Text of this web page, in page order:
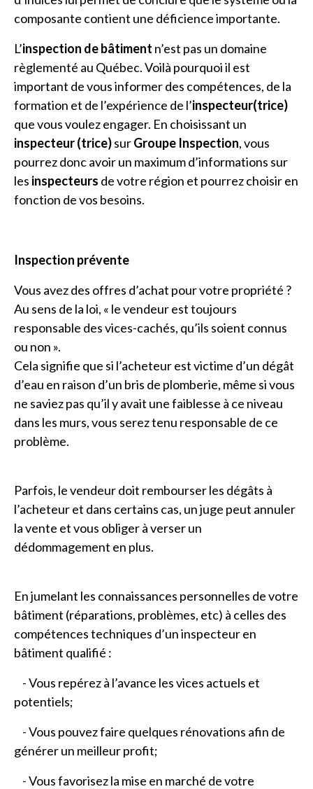
composante contient une déficience importante.
L’inspection de bâtiment n’est pas un domaine
règlementé au Québec. Voilà pourquoi il est
important de vous informer des compétences, de la
formation et de l’expérience de l’inspecteur(trice)
que vous voulez engager. En choisissant un
inspecteur (trice)surGroupe Inspection, vous
pourrez donc avoir un maximum d’informations sur
les inspecteurs de votre région et pourrez choisir en
fonction de vos besoins.
Inspection prévente
Vous avez des offres d’achat pour votre propriété ?
Au sens de la loi, « le vendeur est toujours
responsable des vices-cachés, qu’ils soient connus
ou non ».
Cela signifie que si l’acheteur est victime d’un dégât
d’eau en raison d’un bris de plomberie, même si vous
ne saviez pas qu’il y avait une faiblesse à ce niveau
dans les murs, vous serez tenu responsable de ce
problème.
Parfois, le vendeur doit rembourser les dégâts à
l’acheteur et dans certains cas, un juge peut annuler
la vente et vous obliger à verser un
dédommagement en plus.
En jumelant les connaissances personnelles de votre
bâtiment (réparations, problèmes, etc) à celles des
compétences techniques d’un inspecteur en
bâtiment qualifié :
- Vous repérez à l’avance les vices actuels et
potentiels;
- Vous pouvez faire quelques rénovations afin de
générer un meilleur profit;
- Vous favorisez la mise en marché de votre